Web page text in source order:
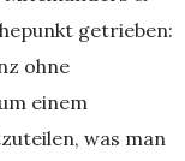
getrieben:
ohne
einem
was man